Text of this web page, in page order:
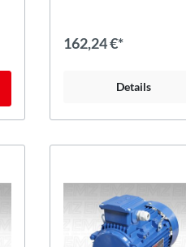
162,24 €*
Details